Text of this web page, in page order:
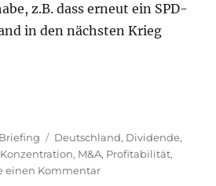
z.B. dass erneut ein SPD-
in den nächsten Krieg
– 25. November 2021 –
Schlagwörter
Deutschland, Dividende,
Konzentration, M&A, Profitabilität,
einen Kommentarzu